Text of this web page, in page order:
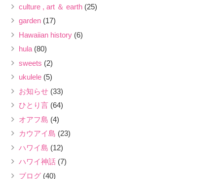
culture , art ＆ earth(25)
garden(17)
Hawaiian history(6)
hula(80)
sweets (2)
ukulele(5)
お知らせ(33)
ひとり言(64)
オアフ島 (4)
カウアイ島 (23)
ハワイ島 (12)
ハワイ神話(7)
ブログ(40)